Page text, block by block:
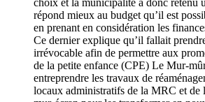
répond mieux au budget qu’il est
en prenant en considération les
Ce dernier explique qu’il fallait
irrévocable afin de permettre aux
de la petite enfance (CPE) Le Mur-
entreprendre les travaux de
locaux administratifs de la MRC et de